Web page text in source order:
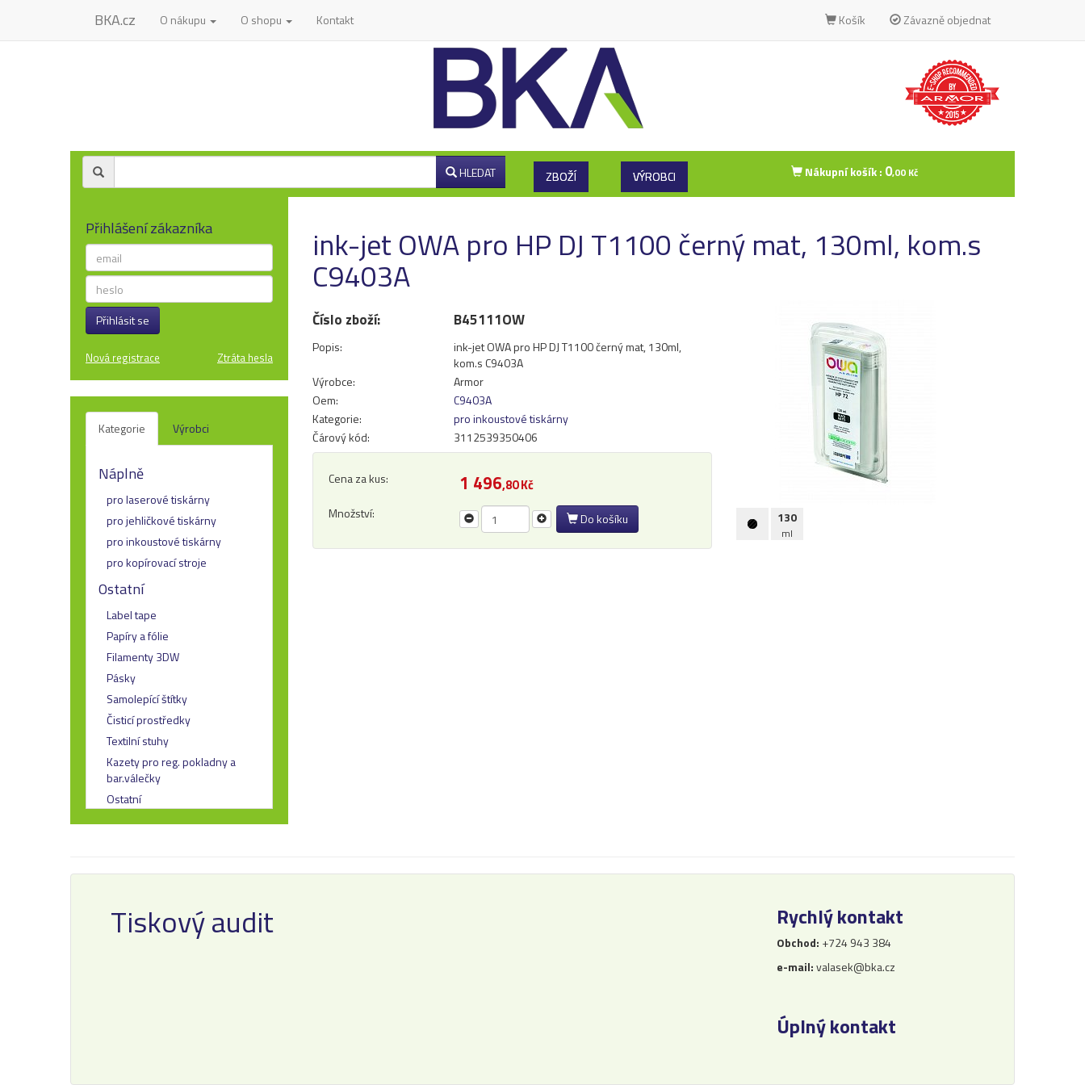
BKA.cz O nákupu O shopu Kontakt Košík Závazně objednat
HLEDAT ZBOŽÍ VÝROBCI Nákupní košík : 0,00 Kč
Přihlášení zákazníka
Přihlásit se
Nová registrace Ztráta hesla
Kategorie Výrobci
Náplně
pro laserové tiskárny
pro jehličkové tiskárny
pro inkoustové tiskárny
pro kopírovací stroje
Ostatní
Label tape
Papíry a fólie
Filamenty 3DW
Pásky
Samolepící štítky
Čisticí prostředky
Textilní stuhy
Kazety pro reg. pokladny a
bar.válečky
Ostatní
ink-jet OWA pro HP DJ T1100 černý mat, 130ml, kom.s
C9403A
Číslo zboží: B45111OW
Popis:
ink-jet OWA pro HP DJ T1100 černý mat, 130ml,
kom.s C9403A
Výrobce:
Armor
Oem:
C9403A
Kategorie:
pro inkoustové tiskárny
Čárový kód:
3112539350406
Cena za kus: 1 496,80 Kč
Množství: Do košíku 130
ml
Tiskový audit Rychlý kontakt
Obchod: +724 943 384
e-mail:valasek@bka.cz
Úplný kontakt